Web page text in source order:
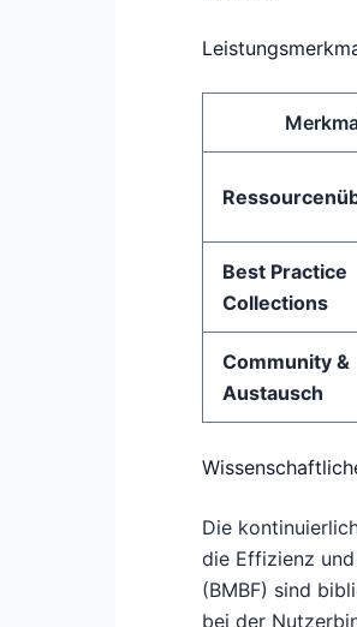
Best Practice
Collections
Community &
Austausch
Die
die Effizienz
(BMBF) sind
bei der